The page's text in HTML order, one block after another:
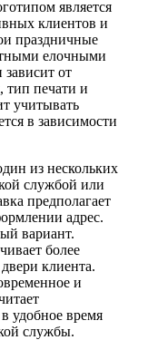
является
клиентов и
праздничные
елочными
зависит от
тип печати и
учитывать
в зависимости
из нескольких
службой или
предполагает
адрес.
вариант.
более
клиента.
и
удобное время
службы.